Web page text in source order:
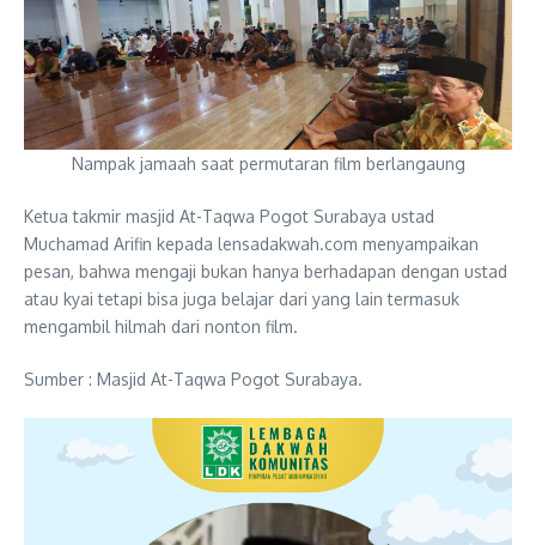
Nampak jamaah saat permutaran film berlangaung
Ketua takmir masjid At-Taqwa Pogot Surabaya ustad
Muchamad Arifin kepada lensadakwah.com menyampaikan
pesan, bahwa mengaji bukan hanya berhadapan dengan ustad
atau kyai tetapi bisa juga belajar dari yang lain termasuk
mengambil hilmah dari nonton film.
Sumber : Masjid At-Taqwa Pogot Surabaya.